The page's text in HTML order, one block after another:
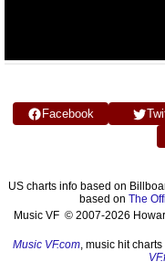
Facebook
US charts info based on
based on The
Music VF © 2007-2026
Music VF.com, music hit